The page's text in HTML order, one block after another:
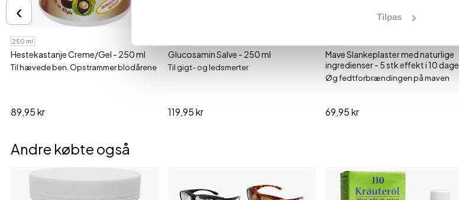
Tilpas
250 ml
Hestekastanje Creme/Gel - 250 ml
Til hævede ben. Opstrammer blodårene
89,95 kr
Glucosamin Salve - 250 ml
Til gigt- og ledsmerter
119,95 kr
Mave Slankeplaster med naturlige
ingredienser - 5 stk effekt i 10 dage
Øg fedtforbrændingen på maven
69,95 kr
‹
Andre købte også